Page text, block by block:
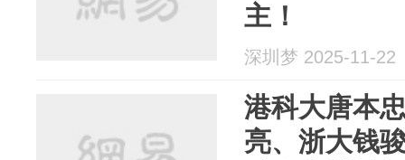
主！
深圳梦 2025-11-22
港科大唐本
亮、浙大钱